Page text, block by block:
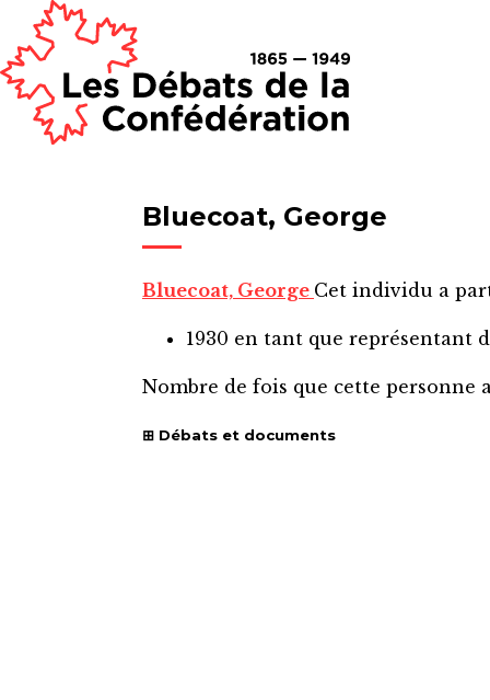
Bluecoat, George
Bluecoat, George Cet individu a
1930 en tant que représentant
Nombre de fois que cette personne
Débats et documents